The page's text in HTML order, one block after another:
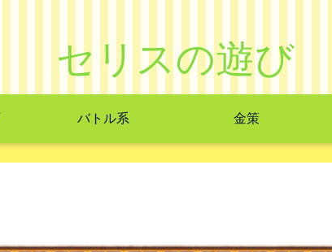
セリスの遊び
バトル系 金策